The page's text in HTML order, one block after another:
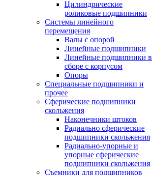
Цилиндрические
роликовые подшипники
Системы линейного
перемещения
Валы с опорой
Линейные подшипники
Линейные подшипники в
сборе с корпусом
Опоры
Специальные подшипники и
прочее
Сферические подшипники
скольжения
Наконечники штоков
Радиально сферические
подшипники скольжения
Радиально-упорные и
упорные сферические
подшипники скольжения
Съемники для подшипников